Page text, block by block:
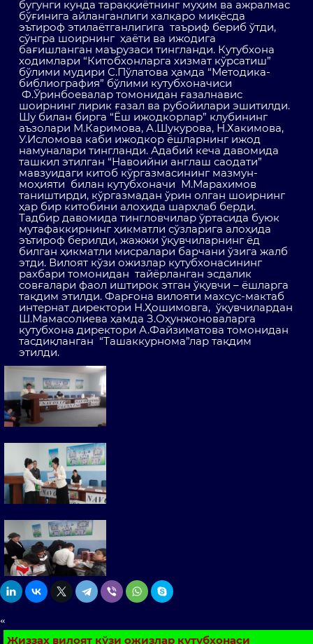
бугунги кунда тараққиётнинг муҳим ва ажралмас
бўғинига айланганлиги халқаро миқёсда
эътироф этилаётганлигига таъриф бериб ўтди,
сўнгра шоирнинг ҳаёти ва ижодига
бағишланган маърузаси тингланди. Кутубхона
ходимлари “Китобхонларга хизмат кўрсатиш”
бўлими мудири С.Пўлатова ҳамда “Методика-
библиография” бўлими кутубхоначиси
Ф.Ўринбоевалар томонидан ғазалнавис
шоирнинг лирик ғазал ва рубойилари эшитилди.
Шу билан бирга “Ёш ижодкорлар” клубининг
аъзолари М.Каримова, А.Шукурова, Н.Хакимова,
У.Исломова каби ижодкор ёшларнинг ижод
намуналари тингланди. Адабий кеча давомида
ташкил этилган “Навоийни англаш саодати”
мавзуидаги китоб кўргазмасининг мазмун-
моҳияти билан кутубхоначи М.Марахимов
таништирди, кўргазмадан ўрин олган шоирнинг
ҳар бир китобини алоҳида шарҳлаб берди.
Тадбир давомида тингловчилар ўртасида буюк
мутафаккирнинг ҳикматли сўзларига алоҳида
эътироф берилди, жажжи ўқувчиларнинг ёд
билган ҳикматли мисралари барчани ўзига жалб
этди. Вилоят кўзи ожизлар кутубхонасининг
рахбари томонидан тайёрланган эсдалик
совғалари фаол иштирок этган ўқувчи – ёшларга
тақдим этилди. Фарғона вилояти махсус-мактаб
интернат директори Н.Ҳошимовга, ўқувчилардан
Ш.Мамасолиева ҳамда З.Оҳунжоноваларга
кутубхона директори А.Файзиматова томонидан
тасдиқланган “Ташаккурнома”лар тақдим
этилди.
«
Жиззах вилоят кўзи ожизлар кутубхонаси